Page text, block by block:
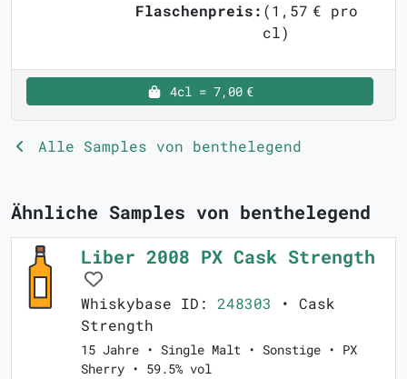
Flaschenpreis: (1,57 € pro
cl)
4cl = 7,00 €
Alle Samples von benthelegend
Ähnliche Samples von benthelegend
Liber 2008 PX Cask Strength
Whiskybase ID: 248303 • Cask
Strength
15 Jahre • Single Malt • Sonstige • PX
Sherry • 59.5% vol